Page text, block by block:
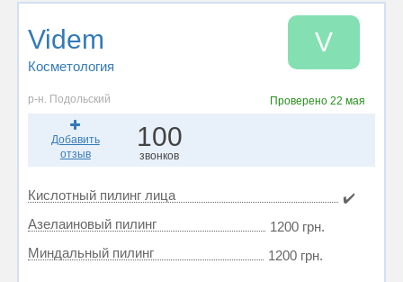
Videm
Косметология
V
р-н. Подольский Проверено 22 мая
Добавить
отзыв
100
звонков
Кислотный пилинг лица
✔️
Азелаиновый пилинг
1200 грн.
Миндальный пилинг
1200 грн.